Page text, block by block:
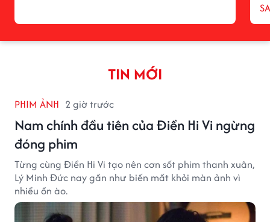
TIN MỚI
PHIM ẢNH 2 giờ trước
Nam chính đầu tiên của Điền Hi Vi ngừng
đóng phim
Từng cùng Điền Hi Vi tạo nên cơn sốt phim thanh xuân,
Lý Minh Đức nay gần như biến mất khỏi màn ảnh vì
nhiều ồn ào.